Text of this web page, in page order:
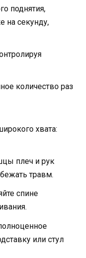
поднятия,
на секунду,
количество раз
хвата:
плеч и рук
травм.
спине
или стул